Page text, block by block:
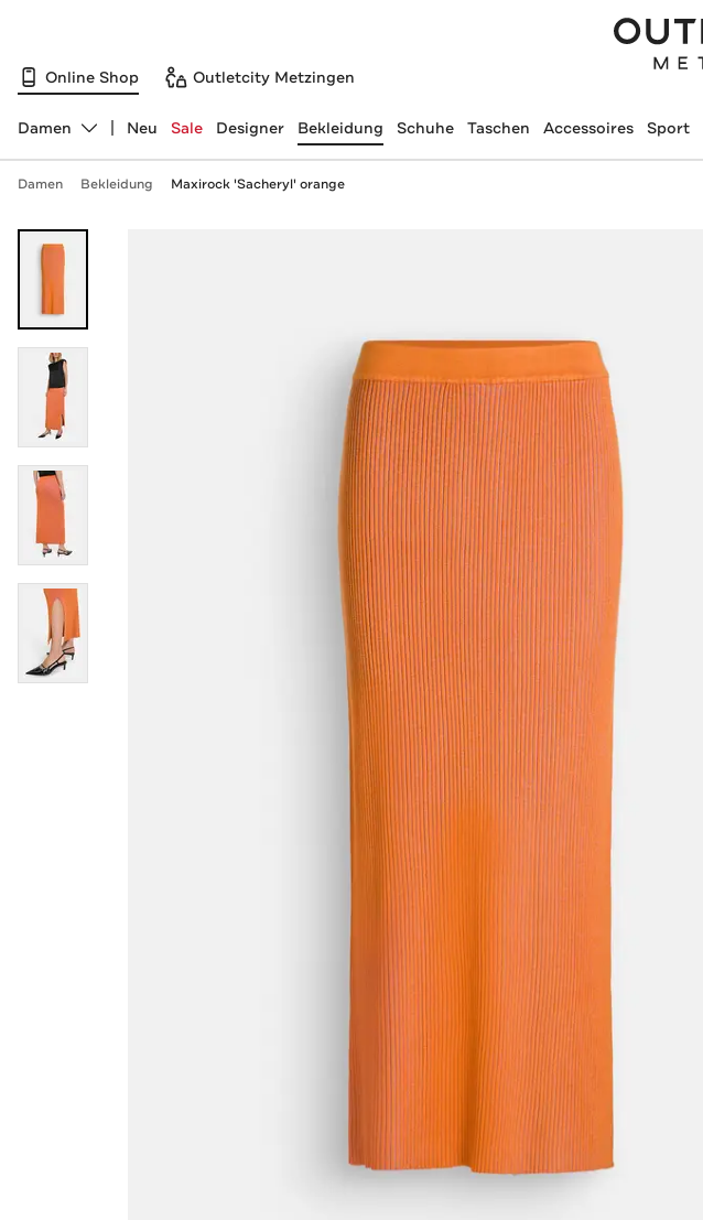
Online Shop Outletcity Metzingen
Abteilung ändern, ausgewählt:
Damen Neu Sale Designer Bekleidung Schuhe Taschen Accessoires Sport
Damen Bekleidung Maxirock 'Sacheryl' orange